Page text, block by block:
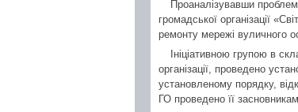
Проаналізувавши
громадської організації
ремонту мережі вуличного
Ініціативною групою в
організації, проведено
установленому порядку,
ГО проведено її